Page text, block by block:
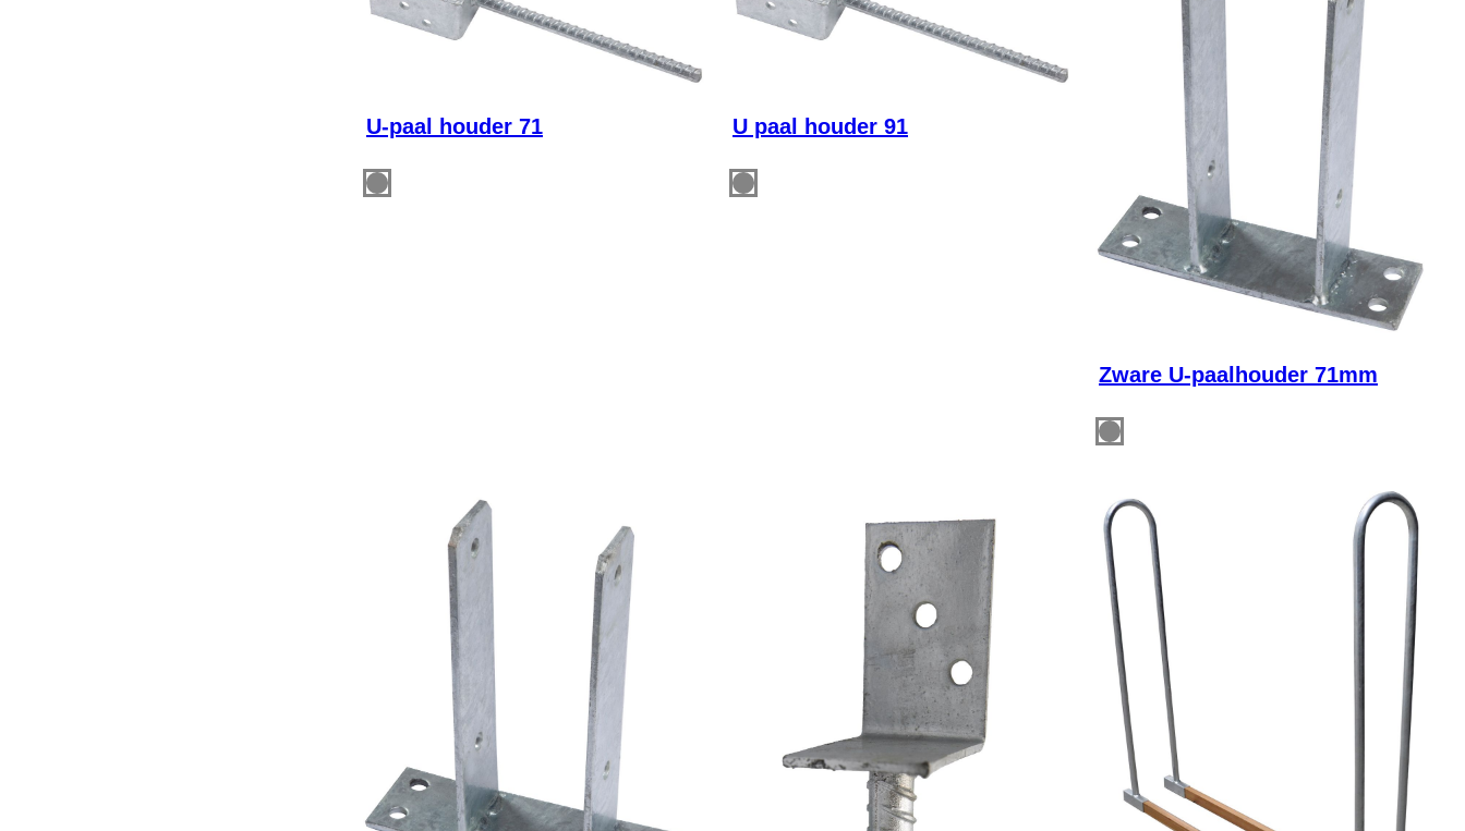
U-paal houder 71 U paal houder 91
Zware U-paalhouder 71mm